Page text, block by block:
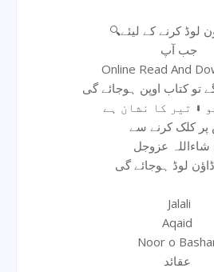
لوڈ کرنے کے لیئے
جب آپ
Online Read And
کلک کرنے سے
شاءاللہ عزوجل
لوڈ ہوجائے گی
Jalali
Aqaid
Noor o